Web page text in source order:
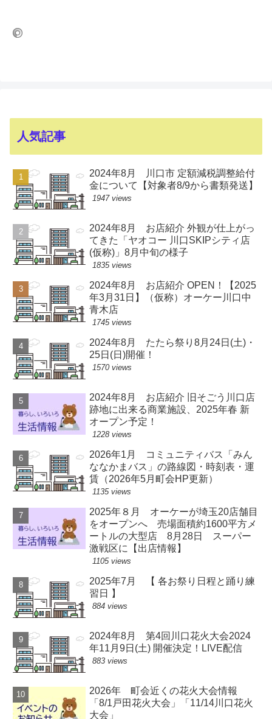
人気記事
2024年8月 川口市 定額減税調整給付
金について【対象者8/9から書類発送】
1947 views
2024年8月 お店紹介 外観が仕上がっ
てきた「ヤオコー 川口SKIPシティ店
(仮称)」8月中旬の様子
1835 views
2024年8月 お店紹介 OPEN！【2025
年3月31日】（仮称）オーケー川口中
青木店
1745 views
2024年8月 たたら祭り8月24日(土)・
25日(日)開催！
1570 views
2024年8月 お店紹介 旧そごう川口店
跡地に出来る商業施設、2025年春 新
オープン予定！
1228 views
2026年1月 コミュニティバス「みん
ななかまバス」の路線図・時刻表・運
賃（2026年5月町会HP更新）
1135 views
2025年８月 オーケーが埼玉20店舗目
をオープンへ 売場面積約1600平方メ
ートルの大型店 8月28日 スーパー
激戦区に【出店情報】
1105 views
2025年7月 【 各お祭り日程と踊り練
習日 】
884 views
2024年8月 第4回川口花火大会2024
年11月9日(土) 開催決定！LIVE配信
883 views
2026年 町会近くの花火大会情報
「8/1戸田花火大会」「11/14川口花火
大会」